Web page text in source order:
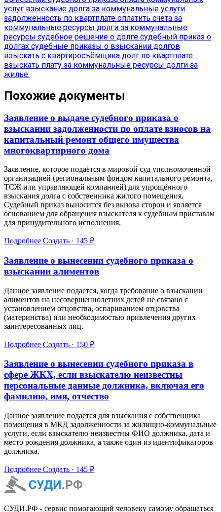
услуг взыскание долга за коммунальные услуги
задолженность по квартплате оплатить счета за
коммунальные ресурсы долги за коммунальные
ресурсы судебное решение о долге судебный приказ о
долгах судебные приказы о взыскании долгов
взыскать с квартиросъёмщика долг по квартплате
взыскать плату за коммунальные ресурсы долги за
жилье.
Похожие документы
Заявление о выдаче судебного приказа о
взыскании задолженности по оплате взносов на
капитальный ремонт общего имущества
многоквартирного дома
Заявление, которое подаётся в мировой суд уполномоченной
организацией (региональным фондом капитального ремонта,
ТСЖ или управляющей компанией) для упрощённого
взыскания долга с собственника жилого помещения.
Судебный приказ выносится без вызова сторон и является
основанием для обращения взыскателя к судебным приставам
для принудительного исполнения.
Подробнее Создать · 145 ₽
Заявление о вынесении судебного приказа о
взыскании алиментов
Данное заявление подается, когда требование о взыскании
алиментов на несовершеннолетних детей не связано с
установлением отцовства, оспариванием отцовства
(материнства) или необходимостью привлечения других
заинтересованных лиц.
Подробнее Создать · 150 ₽
Заявление о вынесении судебного приказа в
сфере ЖКХ, если взыскателю неизвестны
персональные данные должника, включая его
фамилию, имя, отчество
Данное заявление подается для взыскания с собственника
помещения в МКД задолженности за жилищно-коммунальные
услуги, если взыскателю неизвестны ФИО должника, дата и
место рождения должника, а также один из идентификаторов
должника.
Подробнее Создать · 145 ₽
СУДИ.РФ - сервис помогающий человеку самому обращаться